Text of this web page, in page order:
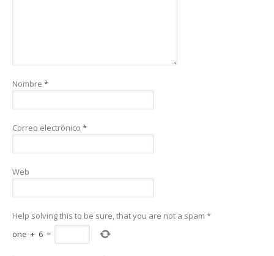
Nombre *
Correo electrónico *
Web
Help solving this to be sure, that you are not a spam *
one + 6 =